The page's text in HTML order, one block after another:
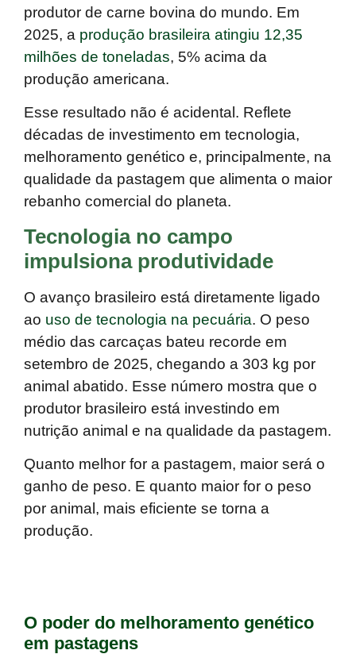
produtor de carne bovina do mundo. Em
2025, a produção brasileira atingiu 12,35
milhões de toneladas, 5% acima da
produção americana.
Esse resultado não é acidental. Reflete
décadas de investimento em tecnologia,
melhoramento genético e, principalmente, na
qualidade da pastagem que alimenta o maior
rebanho comercial do planeta.
Tecnologia no campo
impulsiona produtividade
O avanço brasileiro está diretamente ligado
ao uso de tecnologia na pecuária. O peso
médio das carcaças bateu recorde em
setembro de 2025, chegando a 303 kg por
animal abatido. Esse número mostra que o
produtor brasileiro está investindo em
nutrição animal e na qualidade da pastagem.
Quanto melhor for a pastagem, maior será o
ganho de peso. E quanto maior for o peso
por animal, mais eficiente se torna a
produção.
O poder do melhoramento genético
em pastagens